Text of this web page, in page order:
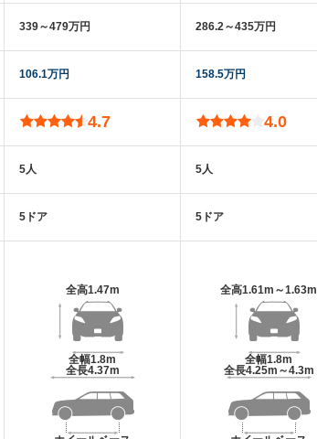
339～479万円
106.1万円
4.7
5人
5ドア
全高1.47m
全幅1.8m
全長4.37m
286.2～435万円
158.5万円
4.0
5人
5ドア
全高1.61m～1.63m
全幅1.8m
全長4.25m～4.3m